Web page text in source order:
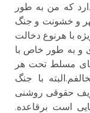
که من به طور
و خشونت و جنگ
با هرنوع دخالت
و به طور خاص با
مسلط تحت هر
با جنگ
حقوقی روشنی
است برقاعده.